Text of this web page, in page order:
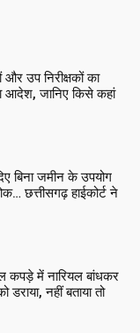
और उप निरीक्षकों का
आदेश, जानिए किसे कहां
बिना जमीन के उपयोग
छत्तीसगढ़ हाईकोर्ट ने
कपड़े में नारियल बांधकर
डराया, नहीं बताया तो